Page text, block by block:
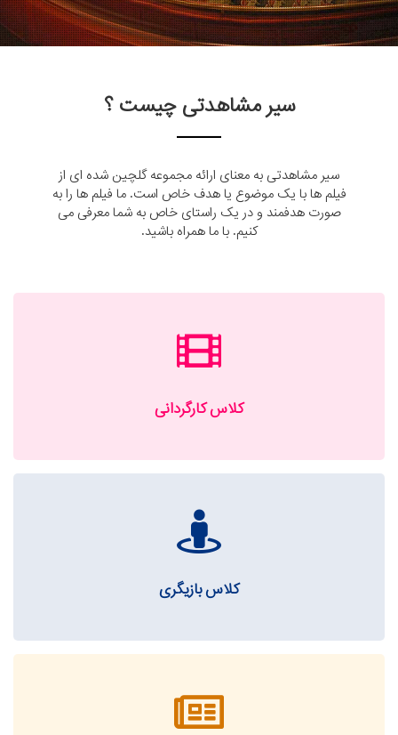
سیر مشاهدتی چیست ؟
سیر مشاهدتی به معنای ارائه مجموعه گلچین شده ای از
فیلم ها با یک موضوع یا هدف خاص است. ما فیلم ها را به
صورت هدفمند و در یک راستای خاص به شما معرفی می
کنیم. با ما همراه باشید.
کلاس کارگردانی
کلاس بازیگری